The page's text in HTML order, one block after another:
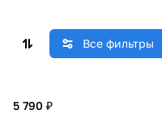
Все фильтры
5 790 ₽